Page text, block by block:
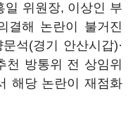
일 위원장, 이상인 부
결해 논란이 불거진
석(경기 안산시갑)·
천 방통위 전 상임위
해당 논란이 재점화